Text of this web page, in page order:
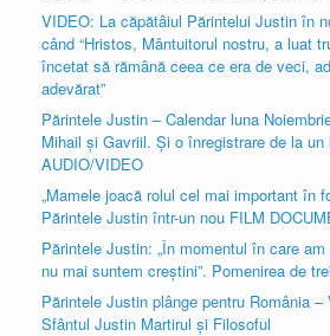
VIDEO: La căpătâiul Părintelui Justin în
când “Hristos, Mântuitorul nostru, a luat
încetat să rămână ceea ce era de veci,
adevărat”
Părintele Justin – Calendar luna
Mihail şi Gavriil. Şi o înregistrare de la
AUDIO/VIDEO
„Mamele joacă rolul cel mai important în
Părintele Justin într-un nou FILM
Părintele Justin: „În momentul în care
nu mai suntem creştini”. Pomenirea de
Părintele Justin plânge pentru România
Sfântul Justin Martirul şi Filosoful